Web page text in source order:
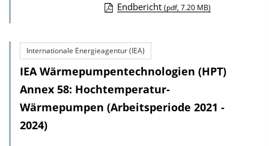
w
n
l
o
Endbericht (pdf, 7.20 MB)
Internationale Energieagentur (IEA)
IEA Wärmepumpentechnologien (HPT)
Annex 58: Hochtemperatur-
Wärmepumpen (Arbeitsperiode 2021 -
2024)